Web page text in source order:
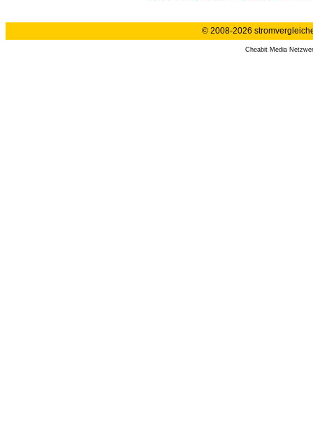
© 2008-2026
Cheabit Media